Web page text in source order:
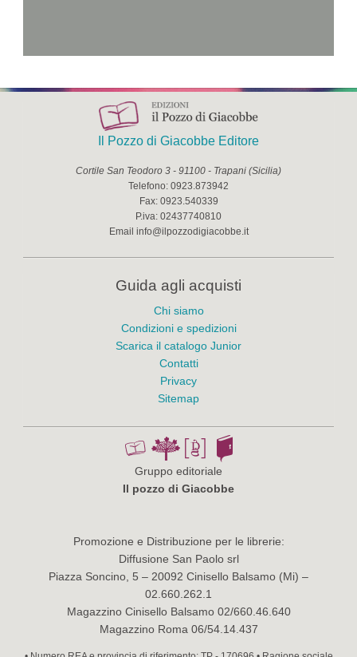
Il Pozzo di Giacobbe Editore
Cortile San Teodoro 3 - 91100 - Trapani (Sicilia)
Telefono: 0923.873942
Fax: 0923.540339
P.iva: 02437740810
Email info@ilpozzodigiacobbe.it
Guida agli acquisti
Chi siamo
Condizioni e spedizioni
Scarica il catalogo Junior
Contatti
Privacy
Sitemap
Gruppo editoriale
Il pozzo di Giacobbe
Promozione e Distribuzione per le librerie:
Diffusione San Paolo srl
Piazza Soncino, 5 – 20092 Cinisello Balsamo (Mi) –
02.660.262.1
Magazzino Cinisello Balsamo 02/660.46.640
Magazzino Roma 06/54.14.437